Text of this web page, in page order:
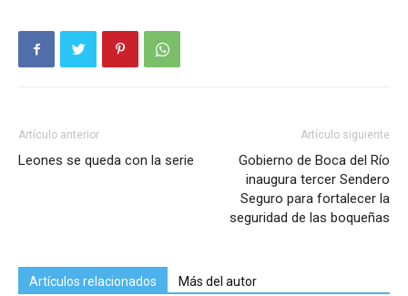
Artículo anterior
Leones se queda con la serie
Artículo siguiente
Gobierno de Boca del Río
inaugura tercer Sendero
Seguro para fortalecer la
seguridad de las boqueñas
Artículos relacionados Más del autor